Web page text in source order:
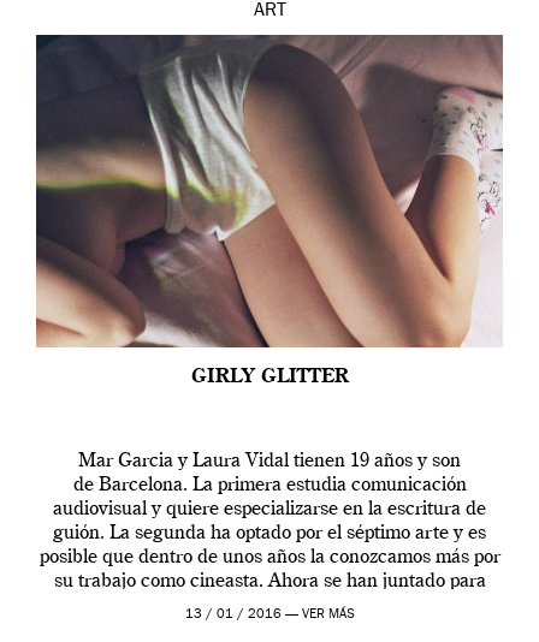
ART
GIRLY GLITTER
Mar Garcia y Laura Vidal tienen 19 años y son
de Barcelona. La primera estudia comunicación
audiovisual y quiere especializarse en la escritura de
guión. La segunda ha optado por el séptimo arte y es
posible que dentro de unos años la conozcamos más por
su trabajo como cineasta. Ahora se han juntado para
contarnos una […]
13 / 01 / 2016 — VER MÁS